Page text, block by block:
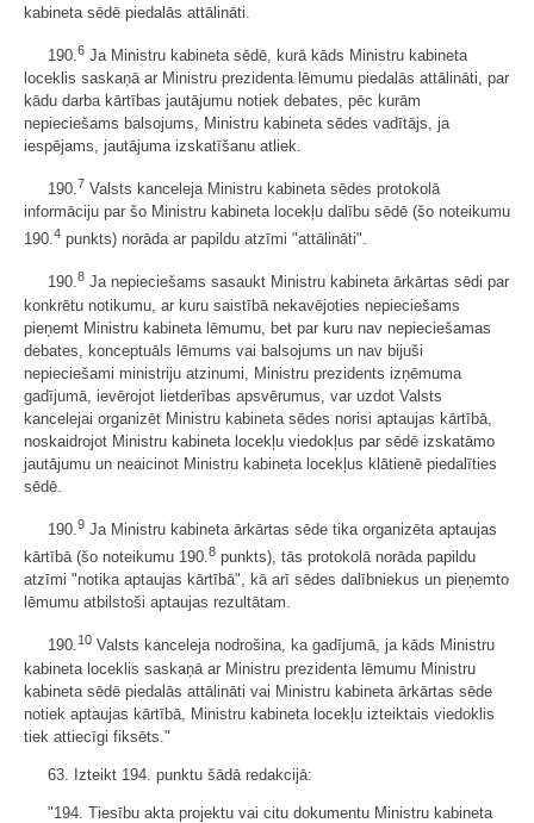
kabineta sēdē piedalās attālināti.
190. 6 Ja Ministru kabineta sēdē, kurā kāds Ministru kabineta
loceklis saskaņā ar Ministru prezidenta lēmumu piedalās attālināti, par
kādu darba kārtības jautājumu notiek debates, pēc kurām
nepieciešams balsojums, Ministru kabineta sēdes vadītājs, ja
iespējams, jautājuma izskatīšanu atliek.
190.7 Valsts kanceleja Ministru kabineta sēdes protokolā
informāciju par šo Ministru kabineta locekļu dalību sēdē (šo noteikumu
190.4 punkts) norāda ar papildu atzīmi "attālināti".
190.8 Ja nepieciešams sasaukt Ministru kabineta ārkārtas sēdi par
konkrētu notikumu, ar kuru saistībā nekavējoties nepieciešams
pieņemt Ministru kabineta lēmumu, bet par kuru nav nepieciešamas
debates, konceptuāls lēmums vai balsojums un nav bijuši
nepieciešami ministriju atzinumi, Ministru prezidents izņēmuma
gadījumā, ievērojot lietderības apsvērumus, var uzdot Valsts
kancelejai organizēt Ministru kabineta sēdes norisi aptaujas kārtībā,
noskaidrojot Ministru kabineta locekļu viedokļus par sēdē izskatāmo
jautājumu un neaicinot Ministru kabineta locekļus klātienē piedalīties
sēdē.
190.9 Ja Ministru kabineta ārkārtas sēde tika organizēta aptaujas
kārtībā (šo noteikumu 190.8 punkts), tās protokolā norāda papildu
atzīmi "notika aptaujas kārtībā", kā arī sēdes dalībniekus un pieņemto
lēmumu atbilstoši aptaujas rezultātam.
190.10 Valsts kanceleja nodrošina, ka gadījumā, ja kāds Ministru
kabineta loceklis saskaņā ar Ministru prezidenta lēmumu Ministru
kabineta sēdē piedalās attālināti vai Ministru kabineta ārkārtas sēde
notiek aptaujas kārtībā, Ministru kabineta locekļu izteiktais viedoklis
tiek attiecīgi fiksēts."
63. Izteikt 194. punktu šādā redakcijā:
"194. Tiesību akta projektu vai citu dokumentu Ministru kabineta